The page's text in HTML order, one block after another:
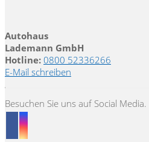
Autohaus
Lademann GmbH
Hotline: 0800 52336266
E-Mail schreiben
Besuchen Sie uns auf Social Media.